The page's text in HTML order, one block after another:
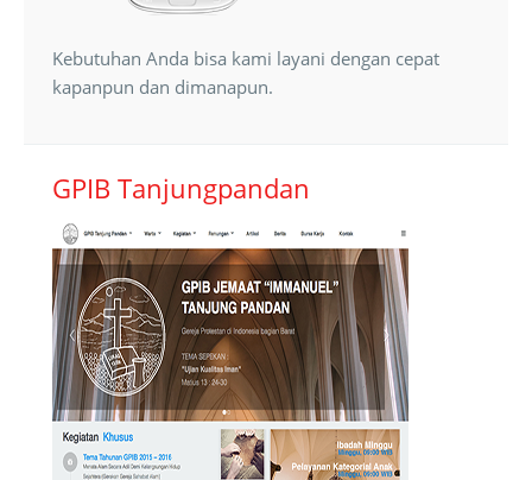
Kebutuhan Anda bisa kami layani dengan cepat
kapanpun dan dimanapun.
GPIB Tanjungpandan